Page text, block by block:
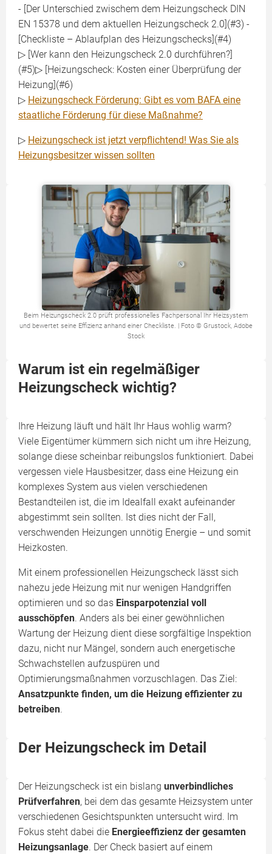
- [Der Unterschied zwischem dem Heizungscheck DIN
EN 15378 und dem aktuellen Heizungscheck 2.0](#3) -
[Checkliste – Ablaufplan des Heizungschecks](#4)
▷ [Wer kann den Heizungscheck 2.0 durchführen?]
(#5)▷ [Heizungscheck: Kosten einer Überprüfung der
Heizung](#6)
▷ Heizungscheck Förderung: Gibt es vom BAFA eine
staatliche Förderung für diese Maßnahme?
▷ Heizungscheck ist jetzt verpflichtend! Was Sie als
Heizungsbesitzer wissen sollten
Beim Heizungscheck 2.0 prüft professionelles Fachpersonal Ihr Heizsystem
und bewertet seine Effizienz anhand einer Checkliste. | Foto © Grustock, Adobe
Stock
Warum ist ein regelmäßiger
Heizungscheck wichtig?
Ihre Heizung läuft und hält Ihr Haus wohlig warm?
Viele Eigentümer kümmern sich nicht um ihre Heizung,
solange diese scheinbar reibungslos funktioniert. Dabei
vergessen viele Hausbesitzer, dass eine Heizung ein
komplexes System aus vielen verschiedenen
Bestandteilen ist, die im Idealfall exakt aufeinander
abgestimmt sein sollten. Ist dies nicht der Fall,
verschwenden Heizungen unnötig Energie – und somit
Heizkosten.
Mit einem professionellen Heizungscheck lässt sich
nahezu jede Heizung mit nur wenigen Handgriffen
optimieren und so das Einsparpotenzial voll
ausschöpfen. Anders als bei einer gewöhnlichen
Wartung der Heizung dient diese sorgfältige Inspektion
dazu, nicht nur Mängel, sondern auch energetische
Schwachstellen aufzuspüren und
Optimierungsmaßnahmen vorzuschlagen. Das Ziel:
Ansatzpunkte finden, um die Heizung effizienter zu
betreiben.
Der Heizungscheck im Detail
Der Heizungscheck ist ein bislang unverbindliches
Prüfverfahren, bei dem das gesamte Heizsystem unter
verschiedenen Gesichtspunkten untersucht wird. Im
Fokus steht dabei die Energieeffizienz der gesamten
Heizungsanlage. Der Check basiert auf einem